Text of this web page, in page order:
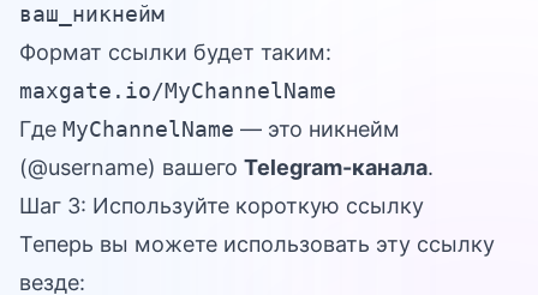
ваш_никнейм
Формат ссылки будет таким:
maxgate.io/MyChannelName
Где MyChannelName — это никнейм
(@username) вашего Telegram-канала.
Шаг 3: Используйте короткую ссылку
Теперь вы можете использовать эту ссылку
везде: